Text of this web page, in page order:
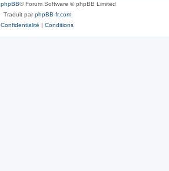
phpBB® Forum Software © phpBB Limited
Traduit parphpBB-fr.com
Confidentialité | Conditions